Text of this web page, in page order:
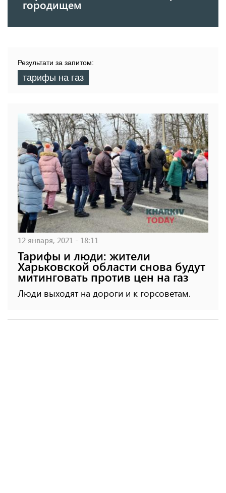
городищем
Результати за запитом:
тарифы на газ
12 января, 2021 - 18:11
Тарифы и люди: жители
Харьковской области снова будут
митинговать против цен на газ
Люди выходят на дороги и к горсоветам.